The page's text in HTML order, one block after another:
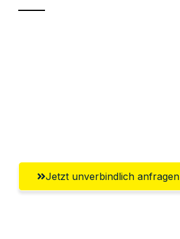
Jetzt unverbindlich anfragen